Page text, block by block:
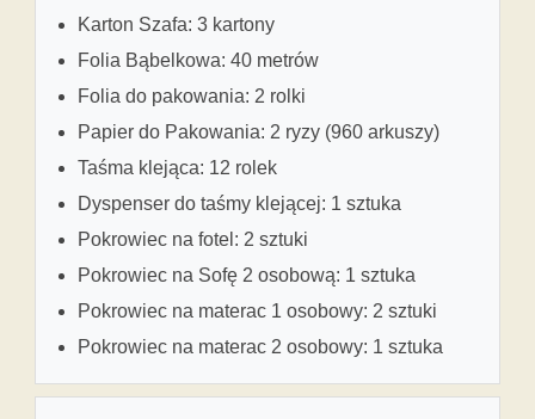
Karton Szafa: 3 kartony
Folia Bąbelkowa: 40 metrów
Folia do pakowania: 2 rolki
Papier do Pakowania: 2 ryzy (960 arkuszy)
Taśma klejąca: 12 rolek
Dyspenser do taśmy klejącej: 1 sztuka
Pokrowiec na fotel: 2 sztuki
Pokrowiec na Sofę 2 osobową: 1 sztuka
Pokrowiec na materac 1 osobowy: 2 sztuki
Pokrowiec na materac 2 osobowy: 1 sztuka